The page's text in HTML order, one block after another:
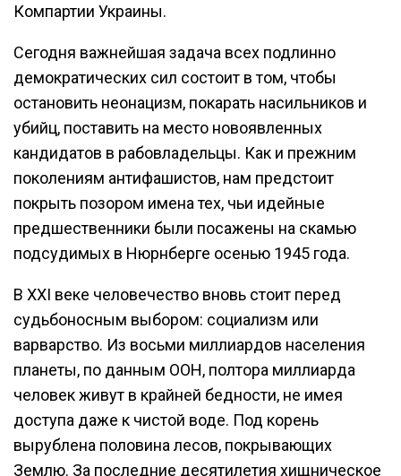
Компартии Украины.
Сегодня важнейшая задача всех подлинно
демократических сил состоит в том, чтобы
остановить неонацизм, покарать насильников и
убийц, поставить на место новоявленных
кандидатов в рабовладельцы. Как и прежним
поколениям антифашистов, нам предстоит
покрыть позором имена тех, чьи идейные
предшественники были посажены на скамью
подсудимых в Нюрнберге осенью 1945 года.
В ХХI веке человечество вновь стоит перед
судьбоносным выбором: социализм или
варварство. Из восьми миллиардов населения
планеты, по данным ООН, полтора миллиарда
человек живут в крайней бедности, не имея
доступа даже к чистой воде. Под корень
вырублена половина лесов, покрывающих
Землю. За последние десятилетия хищническое